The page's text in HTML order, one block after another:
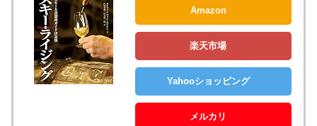
Amazon
楽天市場
Yahooショッピング
メルカリ